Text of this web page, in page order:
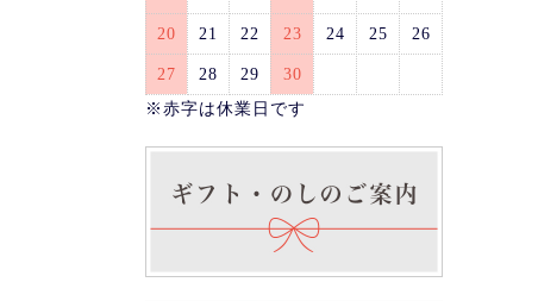
20 21 22 23 24 25 26
27 28 29
30
※赤字は休業日です